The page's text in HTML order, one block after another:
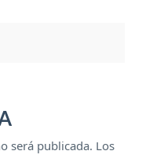
será publicada. Los